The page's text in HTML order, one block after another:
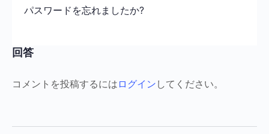
パスワードを忘れましたか?
回答
コメントを投稿するには ログイン してください。